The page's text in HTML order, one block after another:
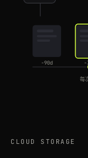
-90d -
每
CLOUD STORAGE